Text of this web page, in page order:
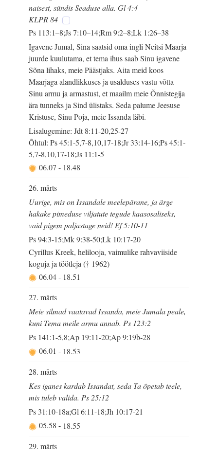
naisest, sündis Seaduse alla. Gl 4:4
KLPR 84
Ps 113:1–8;Js 7:10–14;Rm 9:2–8;Lk 1:26–38
Igavene Jumal, Sina saatsid oma ingli Neitsi Maarja
juurde kuulutama, et tema ihus saab Sinu igavene
Sõna lihaks, meie Päästjaks. Aita meid koos
Maarjaga alandlikkuses ja usalduses vastu võtta
Sinu armu ja armastust, et maailm meie Õnnistegija
ära tunneks ja Sind ülistaks. Seda palume Jeesuse
Kristuse, Sinu Poja, meie Issanda läbi.
Lisalugemine: Jdt 8:11-20,25-27
Õhtul: Ps 45:1-5,7-8,10,17-18;Jr 33:14-16;Ps 45:1-
5,7-8,10,17-18;Js 11:1-5
06.07- 18.48
26. märts
Uurige, mis on Issandale meelepärane, ja ärge
hakake pimeduse viljatute tegude kaasosaliseks,
vaid pigem paljastage neid! Ef 5:10-11
Ps 94:3-15;Mk 9:38-50;Lk 10:17-20
Cyrillus Kreek, helilooja, vaimulike rahvaviiside
koguja ja töötleja († 1962)
06.04- 18.51
27. märts
Meie silmad vaatavad Issanda, meie Jumala peale,
kuni Tema meile armu annab. Ps 123:2
Ps 141:1-5,8;Ap 19:11-20;Ap 9:19b-28
06.01- 18.53
28. märts
Kes iganes kardab Issandat, seda Ta õpetab teele,
mis tuleb valida. Ps 25:12
Ps 31:10-18a;Gl 6:11-18;Jh 10:17-21
05.58- 18.55
29. märts